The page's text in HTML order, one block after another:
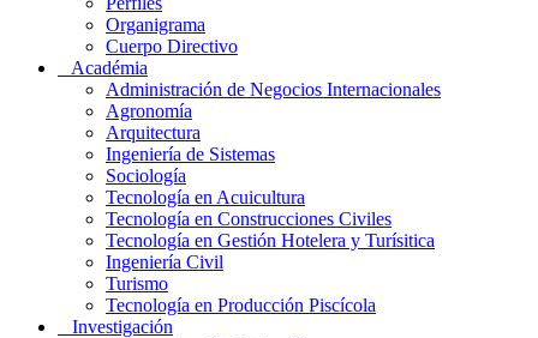
Organigrama
Cuerpo Directivo
Académia
Administración de Negocios Internacionales
Agronomía
Arquitectura
Ingeniería de Sistemas
Sociología
Tecnología en Acuicultura
Tecnología en Construcciones Civiles
Tecnología en Gestión Hotelera y Turísitica
Ingeniería Civil
Turismo
Tecnología en Producción Piscícola
Investigación